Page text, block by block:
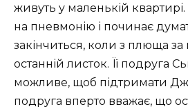
живуть у маленькій
на пневмонію і починає
закінчиться, коли з плюща за
останній листок. Її подруга
можливе, щоб підтримати
подруга вперто вважає, що